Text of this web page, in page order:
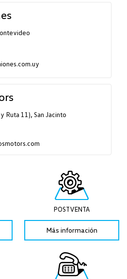
Ruta 11), San Jacinto
POSTVENTA
Más información